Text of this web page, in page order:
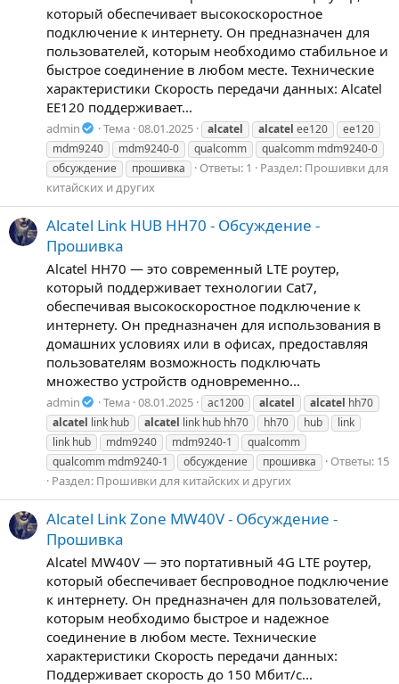
который обеспечивает высокоскоростное
подключение к интернету. Он предназначен для
пользователей, которым необходимо стабильное и
быстрое соединение в любом месте. Технические
характеристики Скорость передачи данных: Alcatel
EE120 поддерживает...
admin Тема 08.01.2025 alcatel alcatel ee120
ee120
mdm9240
mdm9240-0 qualcomm
qualcomm mdm9240-0
обсуждение
прошивка Ответы: 1 Раздел: Прошивки для
китайских и других
Alcatel Link HUB HH70 - Обсуждение -
Прошивка
Alcatel HH70 — это современный LTE роутер,
который поддерживает технологии Cat7,
обеспечивая высокоскоростное подключение к
интернету. Он предназначен для использования в
домашних условиях или в офисах, предоставляя
пользователям возможность подключать
множество устройств одновременно...
admin Тема 08.01.2025 ac1200 alcatel alcatel hh70
alcatel link hub alcatel link hub hh70 hh70 hub
link
link hub
mdm9240 mdm9240-1
qualcomm
qualcomm mdm9240-1
обсуждение прошивка
Ответы: 15
Раздел: Прошивки для китайских и других
Alcatel Link Zone MW40V - Обсуждение -
Прошивка
Alcatel MW40V — это портативный 4G LTE роутер,
который обеспечивает беспроводное подключение
к интернету. Он предназначен для пользователей,
которым необходимо быстрое и надежное
соединение в любом месте. Технические
характеристики Скорость передачи данных:
Поддерживает скорость до 150 Мбит/с...